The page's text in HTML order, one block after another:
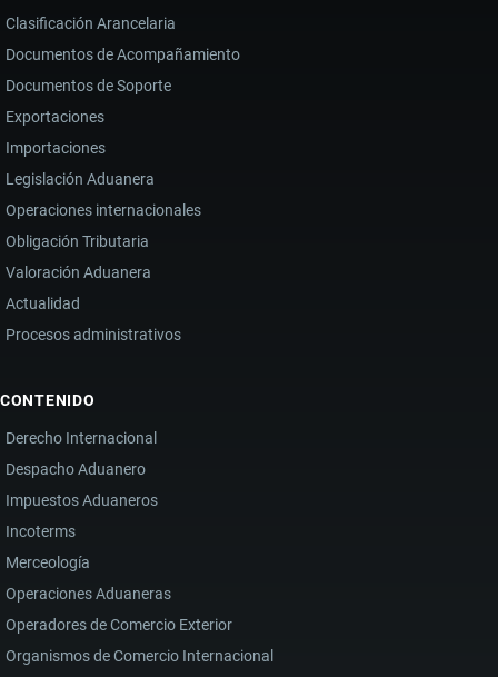
Clasificación Arancelaria
Documentos de Acompañamiento
Documentos de Soporte
Exportaciones
Importaciones
Legislación Aduanera
Operaciones internacionales
Obligación Tributaria
Valoración Aduanera
Actualidad
Procesos administrativos
CONTENIDO
Derecho Internacional
Despacho Aduanero
Impuestos Aduaneros
Incoterms
Merceología
Operaciones Aduaneras
Operadores de Comercio Exterior
Organismos de Comercio Internacional